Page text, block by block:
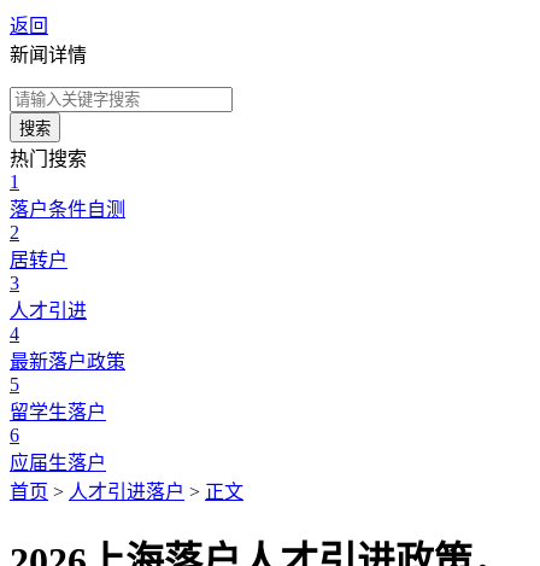
返回
新闻详情
搜索
热门搜索
1
落户条件自测
2
居转户
3
人才引进
4
最新落户政策
5
留学生落户
6
应届生落户
首页 > 人才引进落户 > 正文